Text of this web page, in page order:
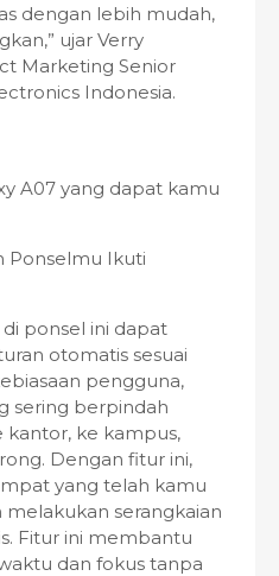
dengan lebih mudah,
ujar Verry
Marketing Senior
Indonesia.
A07 yang dapat kamu
Ponselmu Ikuti
ponsel ini dapat
otomatis sesuai
pengguna,
sering berpindah
ke kampus,
Dengan fitur ini,
yang telah kamu
serangkaian
Fitur ini membantu
dan fokus tanpa